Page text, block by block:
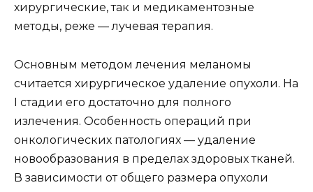
хирургические, так и медикаментозные
методы, реже — лучевая терапия.
Основным методом лечения меланомы
считается хирургическое удаление опухоли. На
I стадии его достаточно для полного
излечения. Особенность операций при
онкологических патологиях — удаление
новообразования в пределах здоровых тканей.
В зависимости от общего размера опухоли